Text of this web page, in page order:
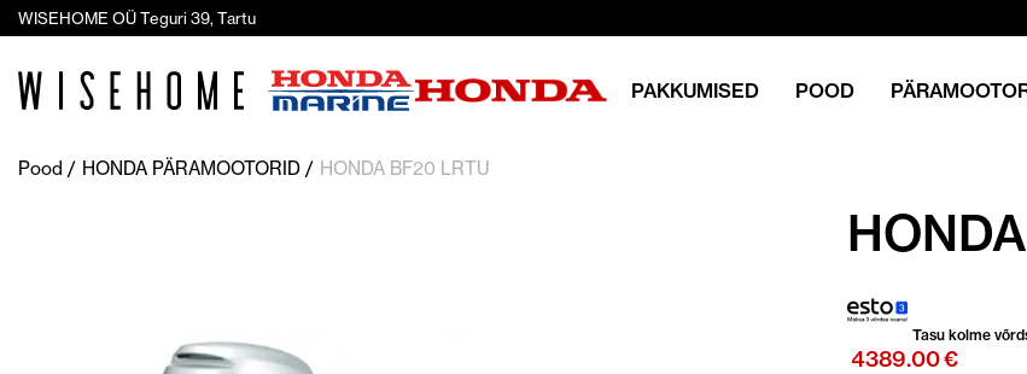
WISEHOME OÜ Teguri 39, Tartu
PAKKUMISED POOD
Pood HONDA PÄRAMOOTORID HONDA BF20 LRTU
Tasu kolme
4389.00€